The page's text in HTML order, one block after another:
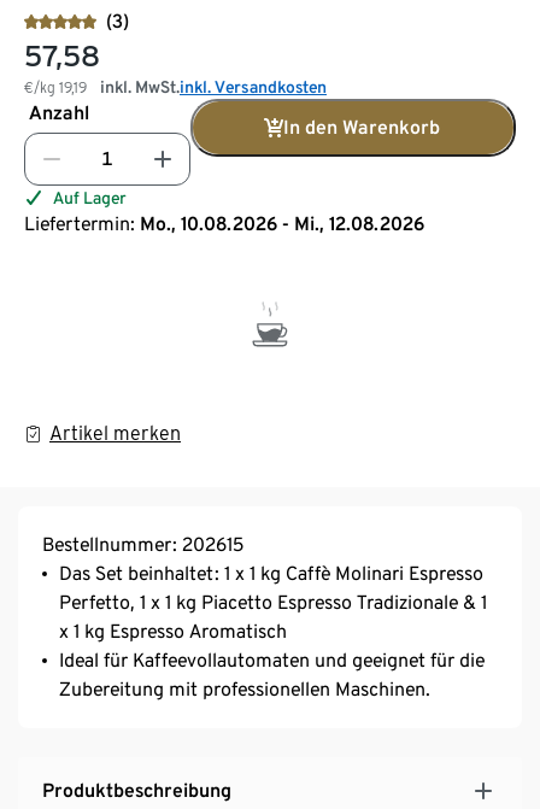
(3)
57,58
€/kg 19,19 inkl. MwSt.inkl. Versandkosten
Anzahl
In den Warenkorb
Auf Lager
Liefertermin: Mo., 10.08.2026 - Mi., 12.08.2026
Artikel merken
Bestellnummer: 202615
Das Set beinhaltet: 1 x 1 kg Caffè Molinari Espresso
Perfetto, 1 x 1 kg Piacetto Espresso Tradizionale & 1
x 1 kg Espresso Aromatisch
Ideal für Kaffeevollautomaten und geeignet für die
Zubereitung mit professionellen Maschinen.
Produktbeschreibung